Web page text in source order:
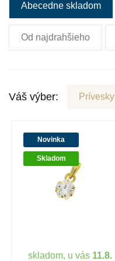
Abecedne skladom
Od najdrahšieho
Váš výber: Prívesky
Novinka
Skladom
skladom, u vás 11.8.